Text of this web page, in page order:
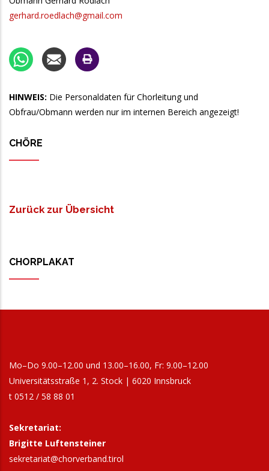
gerhard.roedlach@gmail.com
HINWEIS: Die Personaldaten für Chorleitung und
Obfrau/Obmann werden nur im internen Bereich angezeigt!
CHÖRE
Zurück zur Übersicht
CHORPLAKAT
Mo–Do 9.00–12.00 und 13.00–16.00, Fr: 9.00–12.00
Universitätsstraße 1, 2. Stock | 6020 Innsbruck
t 0512 / 58 88 01
Sekretariat:
Brigitte Luftensteiner
sekretariat@chorverband.tirol